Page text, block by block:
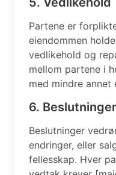
Partene er
eiendommen
vedlikehold og
mellom partene i
med mindre annet
6. Beslutninger
Beslutninger
endringer, eller
fellesskap. Hver